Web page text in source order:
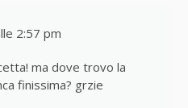
2:57 pm
ma dove trovo la
finissima? grzie